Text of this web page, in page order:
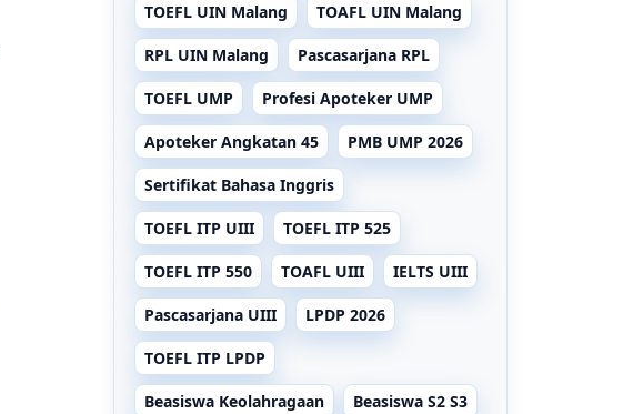
TOEFL UIN Malang TOAFL UIN Malang
RPL UIN Malang Pascasarjana RPL
TOEFL UMP Profesi Apoteker UMP
Apoteker Angkatan 45 PMB UMP 2026
Sertifikat Bahasa Inggris
TOEFL ITP UIII TOEFL ITP 525
TOEFL ITP 550 TOAFL UIII IELTS UIII
Pascasarjana UIII LPDP 2026
TOEFL ITP LPDP
Beasiswa Keolahragaan Beasiswa S2 S3